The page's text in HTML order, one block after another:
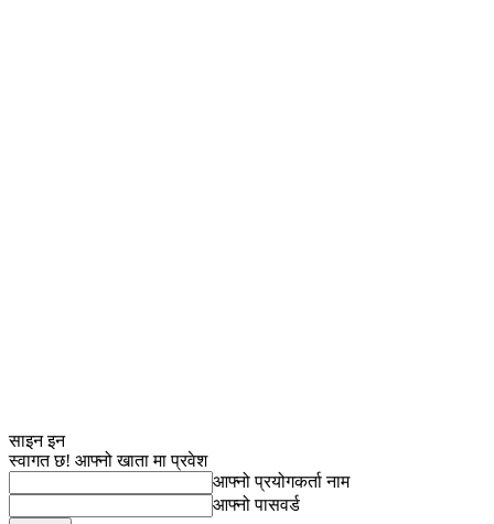
साइन इन
स्वागत छ! आफ्नो खाता मा प्रवेश
आफ्नो प्रयोगकर्ता नाम
आफ्नो पासवर्ड